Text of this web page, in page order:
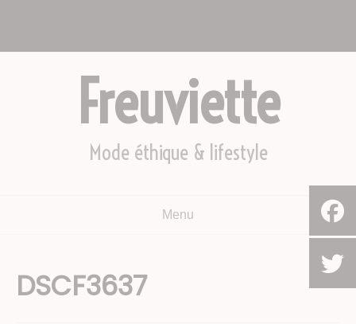
Freuviette
Mode éthique & lifestyle
Menu
DSCF3637